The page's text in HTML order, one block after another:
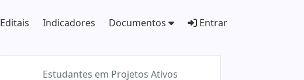
Editais Indicadores Documentos Entrar
Estudantes em Projetos Ativos